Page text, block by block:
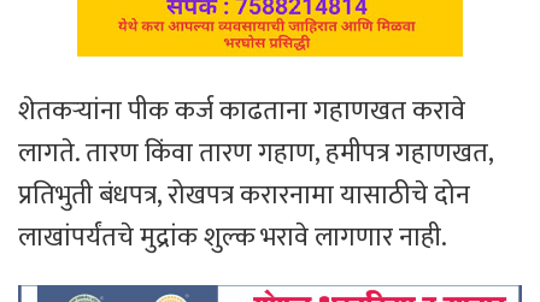
शेतकऱ्यांना पीक कर्ज काढताना गहाणखत करावे
लागते. तारण किंवा तारण गहाण, हमीपत्र गहाणखत,
प्रतिभुती बंधपत्र, रोखपत्र करारनामा यासाठीचे दोन
लाखांपर्यंतचे मुद्रांक शुल्क भरावे लागणार नाही.